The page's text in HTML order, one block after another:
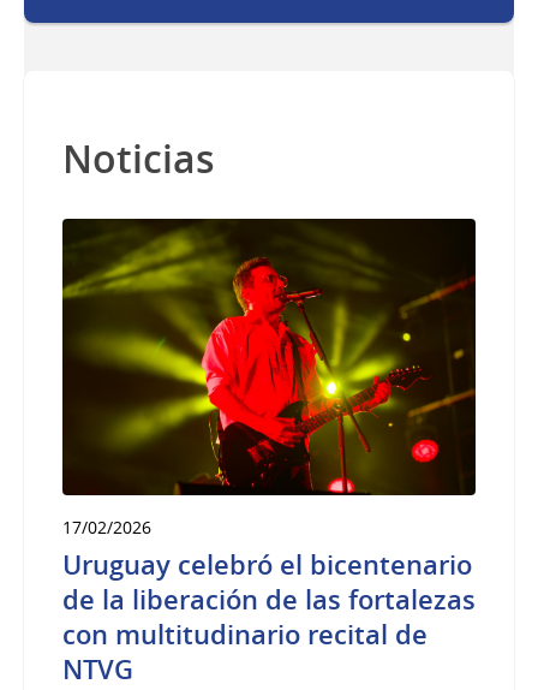
Noticias
17/02/2026
Uruguay celebró el bicentenario
de la liberación de las fortalezas
con multitudinario recital de
NTVG